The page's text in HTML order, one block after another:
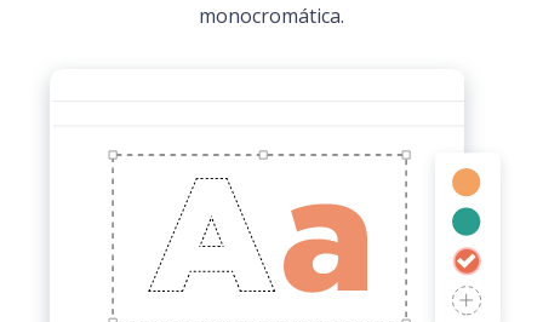
monocromática.